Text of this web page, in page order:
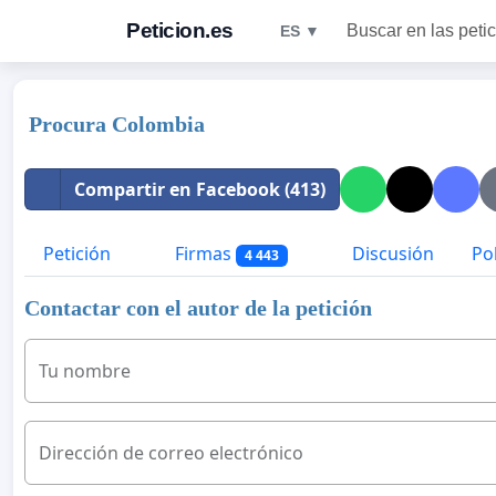
Peticion.es ES ▼ Buscar en las
Procura Colombia
Compartir en Facebook (413)
Petición Firmas 4 443 Discusión
Contactar con el autor de la petición
Tu nombre
Dirección de correo electrónico